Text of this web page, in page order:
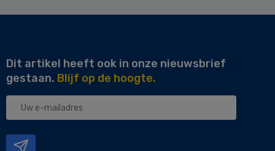
Dit artikel heeft ook in onze nieuwsbrief
gestaan. Blijf op de hoogte.
Uw